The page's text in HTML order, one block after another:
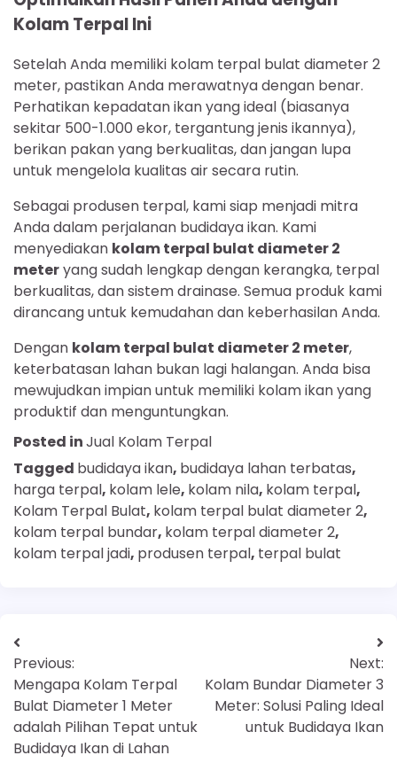
Kolam Terpal Ini
Setelah Anda memiliki kolam terpal bulat diameter 2
meter, pastikan Anda merawatnya dengan benar.
Perhatikan kepadatan ikan yang ideal (biasanya
sekitar 500-1.000 ekor, tergantung jenis ikannya),
berikan pakan yang berkualitas, dan jangan lupa
untuk mengelola kualitas air secara rutin.
Sebagai produsen terpal, kami siap menjadi mitra
Anda dalam perjalanan budidaya ikan. Kami
menyediakan kolam terpal bulat diameter 2
meteryang sudah lengkap dengan kerangka, terpal
berkualitas, dan sistem drainase. Semua produk kami
dirancang untuk kemudahan dan keberhasilan Anda.
Dengan kolam terpal bulat diameter 2 meter,
keterbatasan lahan bukan lagi halangan. Anda bisa
mewujudkan impian untuk memiliki kolam ikan yang
produktif dan menguntungkan.
Posted inJual Kolam Terpal
Tagged budidaya ikan, budidaya lahan terbatas,
harga terpal, kolam lele, kolam nila, kolam terpal,
Kolam Terpal Bulat, kolam terpal bulat diameter 2,
kolam terpal bundar, kolam terpal diameter 2,
kolam terpal jadi, produsen terpal, terpal bulat
Previous:
Mengapa Kolam Terpal
Bulat Diameter 1 Meter
adalah Pilihan Tepat untuk
Budidaya Ikan di Lahan
Next:
Kolam Bundar Diameter 3
Meter: Solusi Paling Ideal
untuk Budidaya Ikan